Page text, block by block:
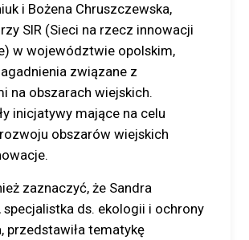
i Bożena Chruszczewska,
SIR (Sieci na rzecz innowacji
w województwie opolskim,
związane z
na obszarach wiejskich.
inicjatywy mające na celu
obszarów wiejskich
zaznaczyć, że Sandra
specjalistka ds. ekologii i ochrony
przedstawiła tematykę